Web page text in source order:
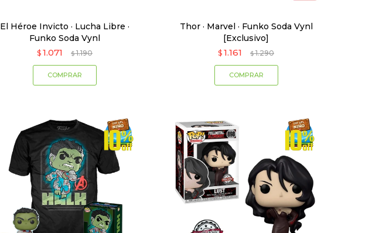
El Héroe Invicto · Lucha Libre ·
Funko Soda Vynl
$ 1.071 $ 1.190
Thor · Marvel · Funko Soda Vynl
[Exclusivo]
$ 1.161 $ 1.290